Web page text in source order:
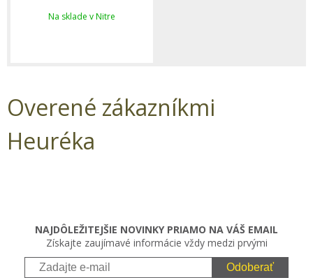
Na sklade v Nitre
Overené zákazníkmi
Heuréka
NAJDÔLEŽITEJŠIE NOVINKY PRIAMO NA VÁŠ EMAIL
Získajte zaujímavé informácie vždy medzi prvými
Odoberať